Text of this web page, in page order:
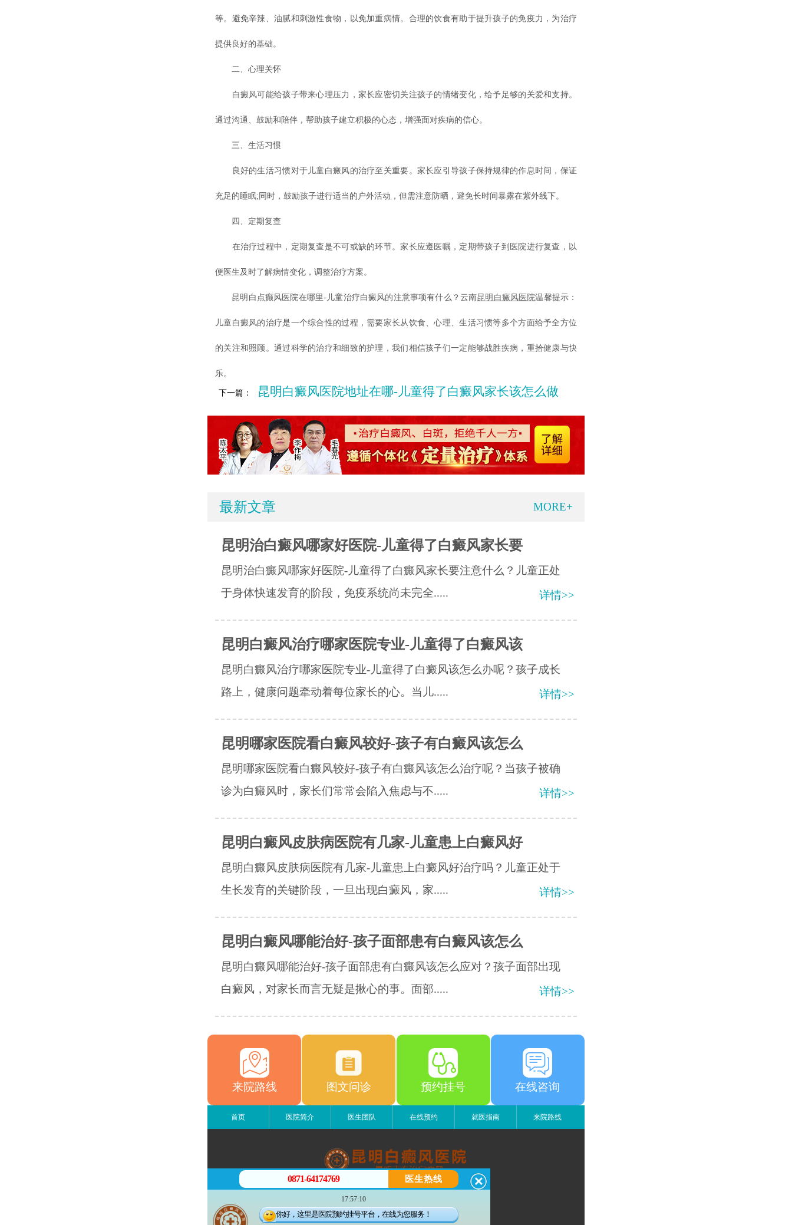
等。避免辛辣、油腻和刺激性食物，以免加重病情。合理的饮食有助于提升孩子的免疫力，为治疗
提供良好的基础。
二、心理关怀
白癜风可能给孩子带来心理压力，家长应密切关注孩子的情绪变化，给予足够的关爱和支持。
通过沟通、鼓励和陪伴，帮助孩子建立积极的心态，增强面对疾病的信心。
三、生活习惯
良好的生活习惯对于儿童白癜风的治疗至关重要。家长应引导孩子保持规律的作息时间，保证
充足的睡眠;同时，鼓励孩子进行适当的户外活动，但需注意防晒，避免长时间暴露在紫外线下。
四、定期复查
在治疗过程中，定期复查是不可或缺的环节。家长应遵医嘱，定期带孩子到医院进行复查，以
便医生及时了解病情变化，调整治疗方案。
昆明白点癫风医院在哪里-儿童治疗白癜风的注意事项有什么？云南昆明白癜风医院温馨提示：
儿童白癜风的治疗是一个综合性的过程，需要家长从饮食、心理、生活习惯等多个方面给予全方位
的关注和照顾。通过科学的治疗和细致的护理，我们相信孩子们一定能够战胜疾病，重拾健康与快
乐。
下一篇： 昆明白癜风医院地址在哪-儿童得了白癜风家长该怎么做
最新文章 MORE+
昆明治白癜风哪家好医院-儿童得了白癜风家长要
昆明治白癜风哪家好医院-儿童得了白癜风家长要注意什么？儿童正处
于身体快速发育的阶段，免疫系统尚未完全.....
详情>>
昆明白癜风治疗哪家医院专业-儿童得了白癜风该
昆明白癜风治疗哪家医院专业-儿童得了白癜风该怎么办呢？孩子成长
路上，健康问题牵动着每位家长的心。当儿.....
详情>>
昆明哪家医院看白癜风较好-孩子有白癜风该怎么
昆明哪家医院看白癜风较好-孩子有白癜风该怎么治疗呢？当孩子被确
诊为白癜风时，家长们常常会陷入焦虑与不.....
详情>>
昆明白癜风皮肤病医院有几家-儿童患上白癜风好
昆明白癜风皮肤病医院有几家-儿童患上白癜风好治疗吗？儿童正处于
生长发育的关键阶段，一旦出现白癜风，家.....
详情>>
昆明白癜风哪能治好-孩子面部患有白癜风该怎么
昆明白癜风哪能治好-孩子面部患有白癜风该怎么应对？孩子面部出现
白癜风，对家长而言无疑是揪心的事。面部.....
详情>>
来院路线 图文问诊 预约挂号 在线咨询
首页 医院简介 医生团队 在线预约 就医指南 来院路线
昆明白癜风医院
昆明市五华区护国路2号
版权所有：昆明白癜风医院
联系电话：0871-64174769
0871-64174769 医生热线
17:57:10
你好，这里是医院预约挂号平台，在线为您服务！